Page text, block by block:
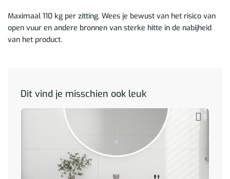
Maximaal 110 kg per zitting. Wees je bewust van het risico van
open vuur en andere bronnen van sterke hitte in de nabijheid
van het product.
Dit vind je misschien ook leuk